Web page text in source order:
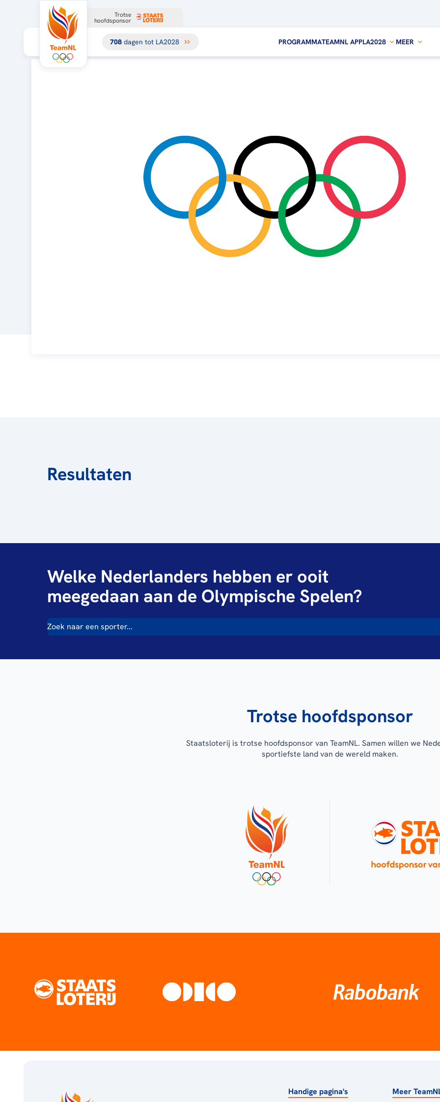
Trotse
hoofdsponsor
708 dagen tot LA2028 PROGRAMMATEAMNL APPLA2028 MEER
Resultaten
Welke Nederlanders hebben er ooit
meegedaan aan de Olympische Spelen?
Trotse hoofdsponsor
Staatsloterij is trotse hoofdsponsor van TeamNL. Samen willen we
sportiefste land van de wereld maken.
Handige pagina's Meer